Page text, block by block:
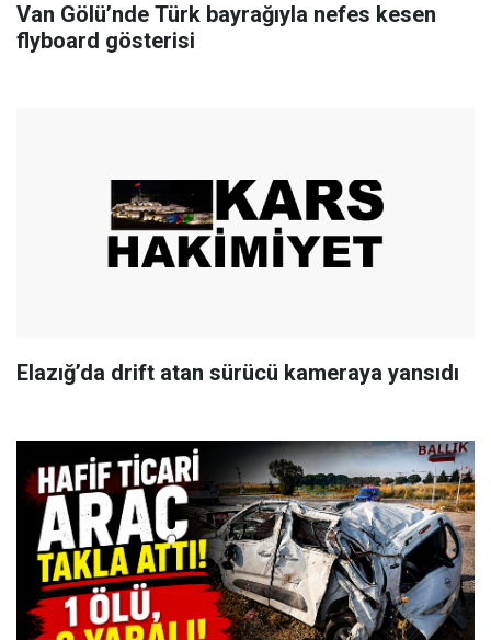
Van Gölü’nde Türk bayrağıyla nefes kesen
flyboard gösterisi
Elazığ’da drift atan sürücü kameraya yansıdı